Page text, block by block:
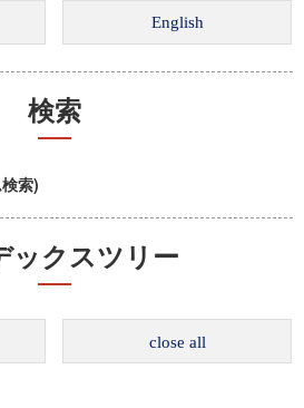
検索
索)
ックスツリー
close all